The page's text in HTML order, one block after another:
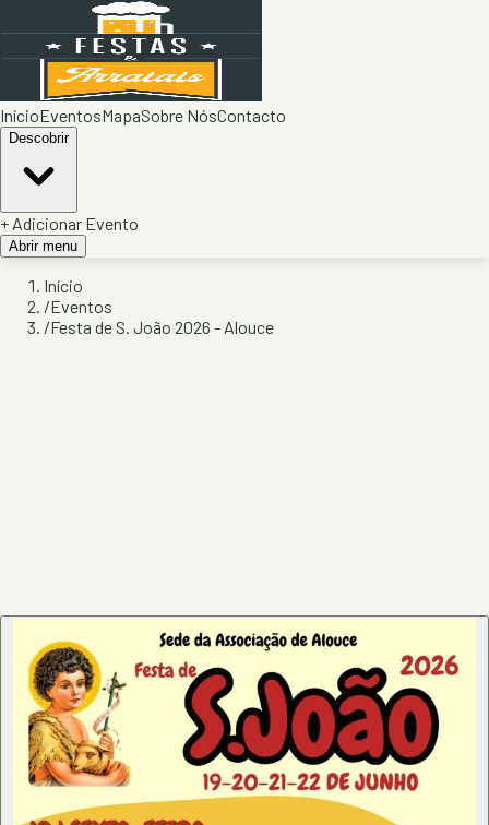
InícioEventosMapaSobre NósContacto
Descobrir
+ Adicionar Evento
Abrir menu
Início
/Eventos
/Festa de S. João 2026 - Alouce